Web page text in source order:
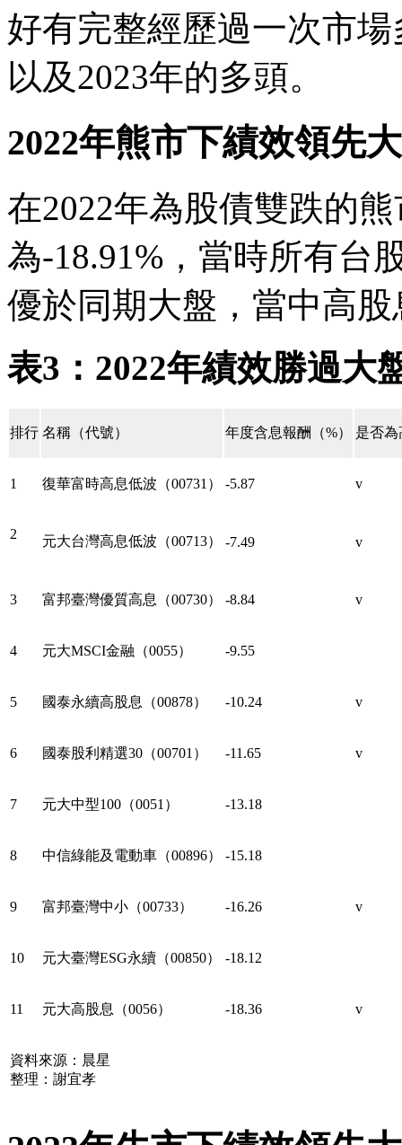
好有完整經歷過一次市
以及2023年的多頭。
2022年熊市下績效領先
在2022年為股債雙跌的
為-18.91%，當時所有台
優於同期大盤，當中高
表3：2022年績效勝過大
排行 名稱（代號） 年度含息報酬（%） 是否為
1 復華富時高息低波（00731） -5.87 v
2 元大台灣高息低波（00713） -7.49 v
3 富邦臺灣優質高息（00730） -8.84 v
4 元大MSCI金融（0055） -9.55
5 國泰永續高股息（00878） -10.24 v
6 國泰股利精選30（00701） -11.65 v
7 元大中型100（0051） -13.18
8 中信綠能及電動車（00896） -15.18
9 富邦臺灣中小（00733） -16.26 v
10 元大臺灣ESG永續（00850） -18.12
11 元大高股息（0056） -18.36 v
資料來源：晨星
整理：謝宜孝